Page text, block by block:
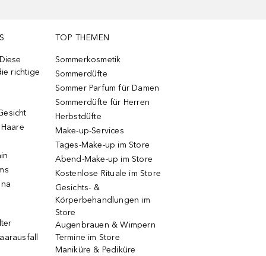
richtige
TOP THEMEN
Sommerkosmetik
Sommerdüfte
Sommer Parfum für Damen
Sommerdüfte für Herren
Herbstdüfte
Make-up-Services
Tages-Make-up im Store
Abend-Make-up im Store
Kostenlose Rituale im Store
Gesichts- &
Körperbehandlungen im
Store
Augenbrauen & Wimpern
Termine im Store
Maniküre & Pediküre